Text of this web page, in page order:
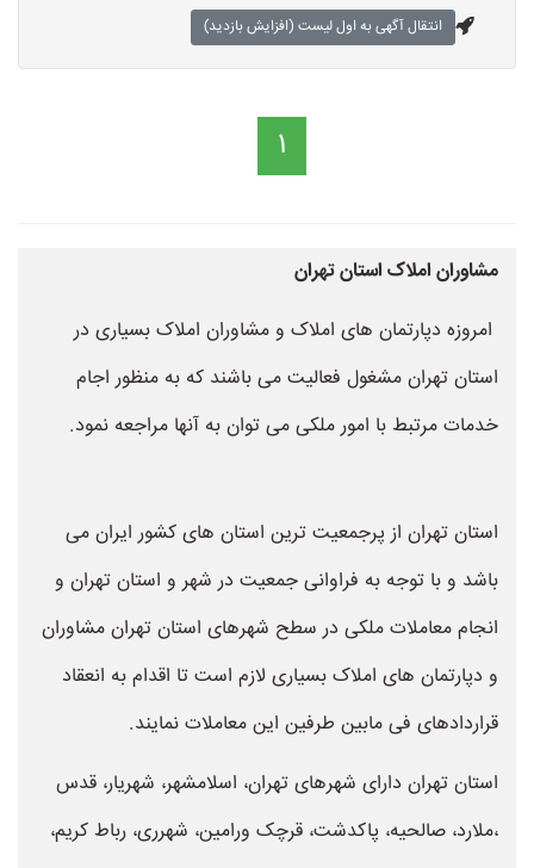
انتقال آگهی به اول لیست (افزایش بازدید)
1
مشاوران املاک استان تهران
امروزه دپارتمان های املاک و مشاوران املاک بسیاری در
استان تهران مشغول فعالیت می باشند که به منظور اجام
خدمات مرتبط با امور ملکی می توان به آنها مراجعه نمود.
استان تهران از پرجمعیت ترین استان های کشور ایران می
باشد و با توجه به فراوانی جمعیت در شهر و استان تهران و
انجام معاملات ملکی در سطح شهرهای استان تهران مشاوران
و دپارتمان های املاک بسیاری لازم است تا اقدام به انعقاد
قراردادهای فی مابین طرفین این معاملات نمایند.
استان تهران دارای شهرهای تهران، اسلامشهر، شهریار، قدس
،ملارد، صالحیه، پاکدشت، قرچک ورامین، شهرری، رباط کریم،